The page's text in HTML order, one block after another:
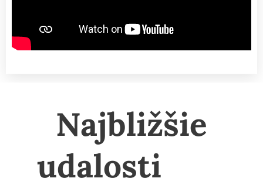
Najbližšie
udalosti